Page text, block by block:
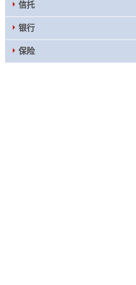
信托
银行
保险